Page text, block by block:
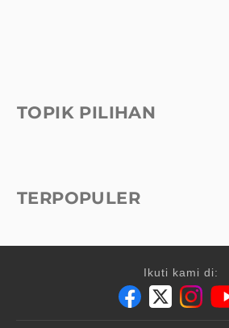
TOPIK PILIHAN
TERPOPULER
Ikuti kami di: